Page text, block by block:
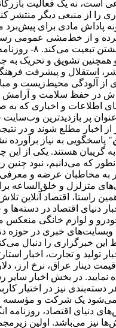
اجتماعی است، نه یک
و مصالح
اطلاعات و اخباری
۳۰ الکسا در ایران، به عنوان
" پاسخگویی به نیاز
گریبان هستند. یکی از
که می‌دانیم، نبود
مخاطبان عرضه و معرفی
متزلزل و خلق‌الساعه
راستا، اقتصاد
دنیای اقتصاد در دسته‌ها
و لوازم خانگی منعکس
خبرگزاری را دنبال
تولید و تجارت،
دینار عراق، نرخ ارز،
در بخش اخبار سایر
دسته‌بندی نیز در اختیار
می‌شود یک شرکت و مؤسسه
اقتصاد، روزنامه